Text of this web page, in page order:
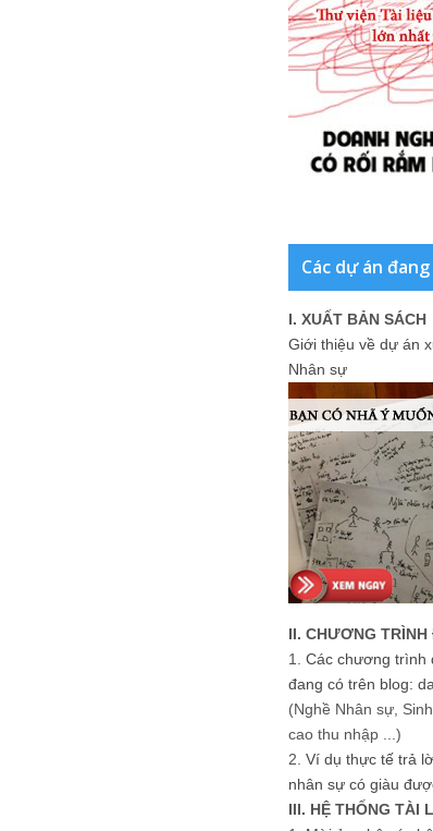
Các dự án
I. XUẤT BẢN SÁCH
Giới thiệu về dự án
Nhân sự
II. CHƯƠNG
1. Các chương trình
đang có trên blog:
(Nghề Nhân sự,
cao thu nhập ...)
2. Ví dụ thực tế trả
nhân sự có giàu
III. HỆ THỐNG TÀI